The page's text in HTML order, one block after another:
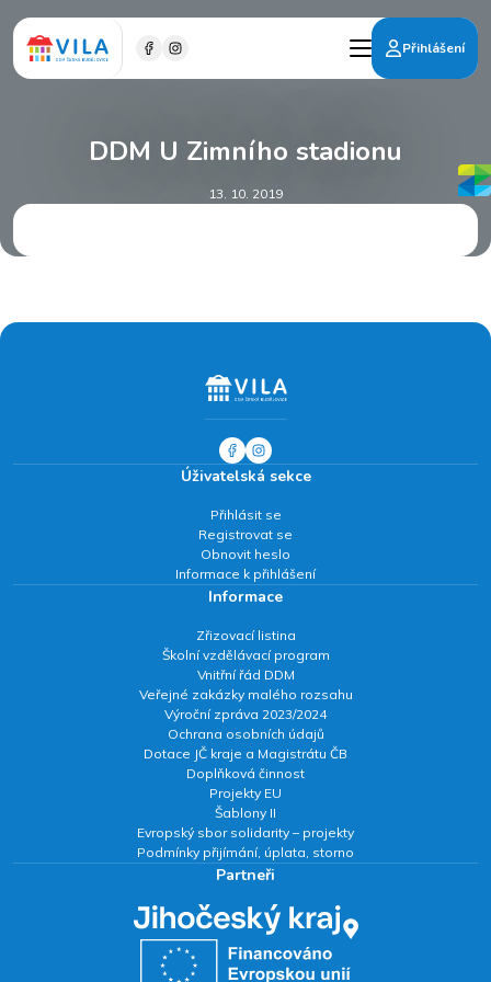
Přihlášení
DDM U Zimního stadionu
13. 10. 2019
Úživatelská sekce
Přihlásit se
Registrovat se
Obnovit heslo
Informace k přihlášení
Informace
Zřizovací listina
Školní vzdělávací program
Vnitřní řád DDM
Veřejné zakázky malého rozsahu
Výroční zpráva 2023/2024
Ochrana osobních údajů
Dotace JČ kraje a Magistrátu ČB
Doplňková činnost
Projekty EU
Šablony II
Evropský sbor solidarity – projekty
Podmínky přijímání, úplata, storno
Partneři